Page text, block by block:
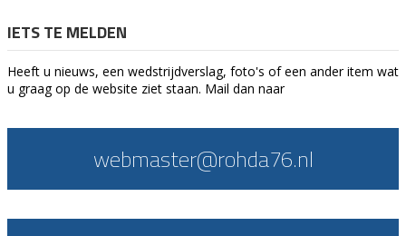
IETS TE MELDEN
Heeft u nieuws, een wedstrijdverslag, foto's of een ander item wat
u graag op de website ziet staan. Mail dan naar
webmaster@rohda76.nl